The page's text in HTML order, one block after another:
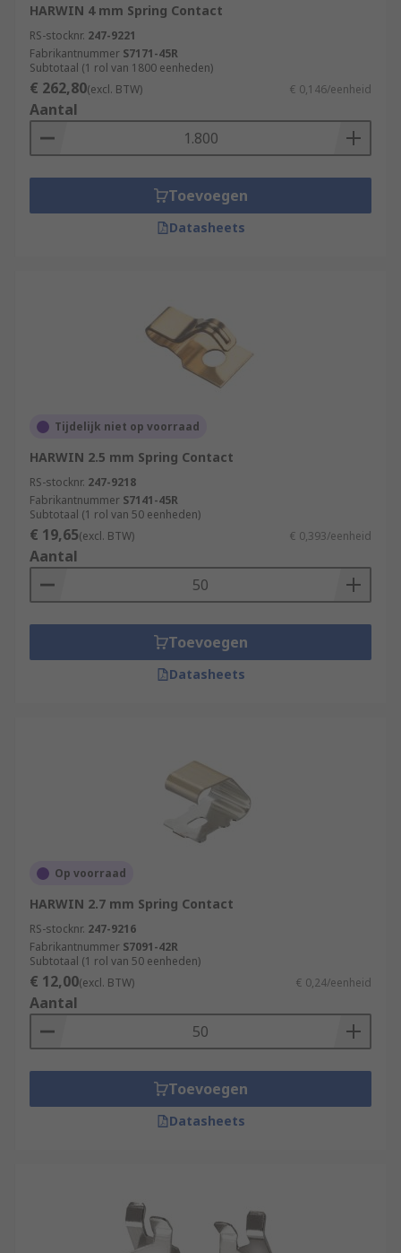
HARWIN 4 mm Spring Contact
RS-stocknr. 247-9221
Fabrikantnummer S7171-45R
Subtotaal (1 rol van 1800 eenheden)
€ 262,80(excl. BTW) € 0,146/eenheid
Aantal
Toevoegen
Datasheets
Tijdelijk niet op voorraad
HARWIN 2.5 mm Spring Contact
RS-stocknr. 247-9218
Fabrikantnummer S7141-45R
Subtotaal (1 rol van 50 eenheden)
€ 19,65(excl. BTW) € 0,393/eenheid
Aantal
Toevoegen
Datasheets
Op voorraad
HARWIN 2.7 mm Spring Contact
RS-stocknr. 247-9216
Fabrikantnummer S7091-42R
Subtotaal (1 rol van 50 eenheden)
€ 12,00(excl. BTW) € 0,24/eenheid
Aantal
Toevoegen
Datasheets